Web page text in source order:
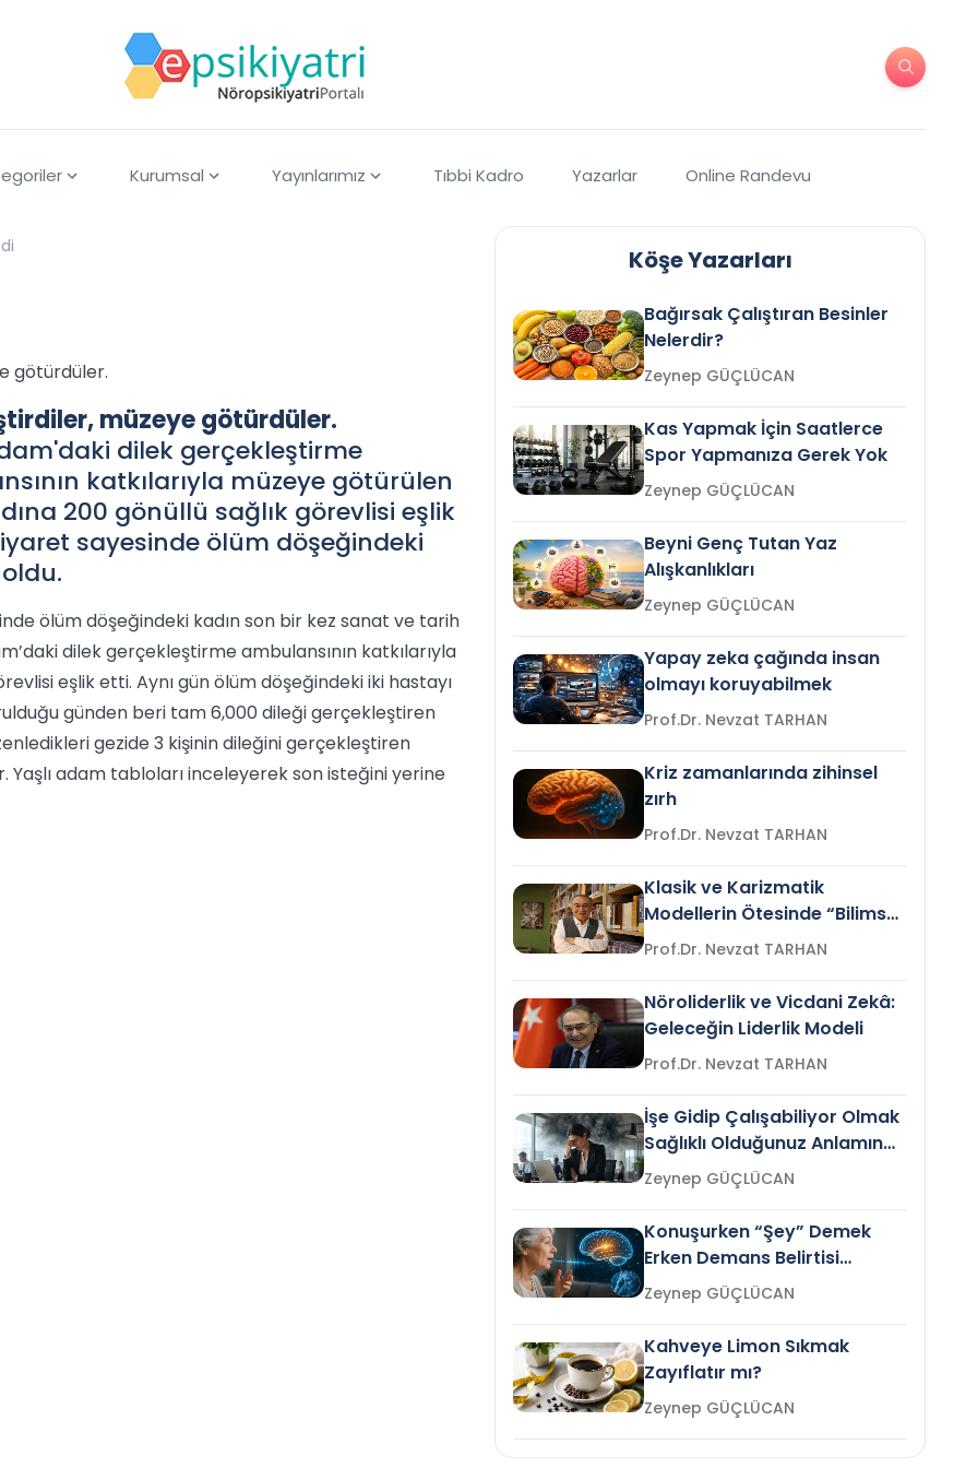
Kurumsal Yayınlarımız Tıbbi Kadro Yazarlar Online Randevu
götürdüler.
müzeye götürdüler.
dilek gerçekleştirme
katkılarıyla müzeye götürülen
200 gönüllü sağlık görevlisi eşlik
sayesinde ölüm döşeğindeki
ölüm döşeğindeki kadın son bir kez sanat ve tarih
dilek gerçekleştirme ambulansının katkılarıyla
eşlik etti. Aynı gün ölüm döşeğindeki iki hastayı
günden beri tam 6,000 dileği gerçekleştiren
gezide 3 kişinin dileğini gerçekleştiren
Yaşlı adam tabloları inceleyerek son isteğini yerine
Köşe Yazarları
Bağırsak Çalıştıran Besinler
Nelerdir?
Zeynep GÜÇLÜCAN
Kas Yapmak İçin Saatlerce
Spor Yapmanıza Gerek Yok
Zeynep GÜÇLÜCAN
Beyni Genç Tutan Yaz
Alışkanlıkları
Zeynep GÜÇLÜCAN
Yapay zeka çağında insan
olmayı koruyabilmek
Prof.Dr. Nevzat TARHAN
Kriz zamanlarında zihinsel
zırh
Prof.Dr. Nevzat TARHAN
Klasik ve Karizmatik
Modellerin Ötesinde “Bilimsel
Liderlik”
Prof.Dr. Nevzat TARHAN
Nöroliderlik ve Vicdani Zekâ:
Geleceğin Liderlik Modeli
Prof.Dr. Nevzat TARHAN
İşe Gidip Çalışabiliyor Olmak
Sağlıklı Olduğunuz Anlamına
Gelir mi?Zeynep GÜÇLÜCAN
Konuşurken “Şey” Demek
Erken Demans Belirtisi
Olabilir mi?Zeynep GÜÇLÜCAN
Kahveye Limon Sıkmak
Zayıflatır mı?
Zeynep GÜÇLÜCAN